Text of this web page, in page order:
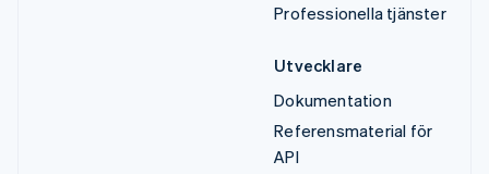
Professionella tjänster
Utvecklare
Dokumentation
Referensmaterial för
API